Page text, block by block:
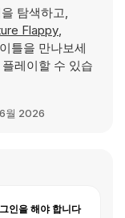
탐색하고,
Flappy,
틀을 만나보세
레이할 수 있습
월 2026
인을 해야 합니다